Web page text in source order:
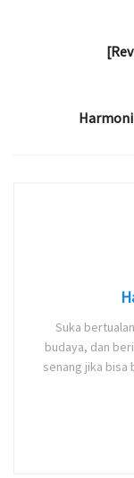
Suka
budaya, dan
senang jika